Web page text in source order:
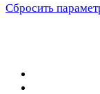
Сбросить